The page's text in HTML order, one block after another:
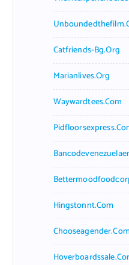
Catfriends-Bg.org
Marianlives.org
Waywardtees.com
Hingstonnt.com
Chooseagender.com